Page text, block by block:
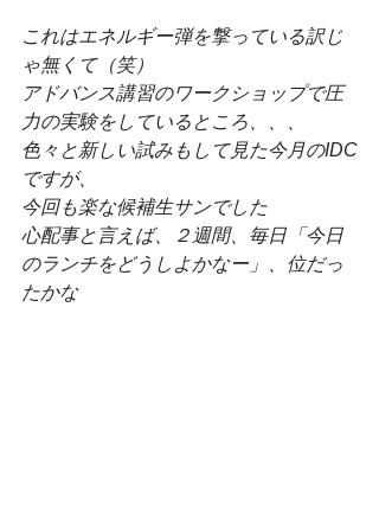
これはエネルギー弾を撃っている訳じ
ゃ無くて（笑）
アドバンス講習のワークショップで圧
力の実験をしているところ、、、
色々と新しい試みもして見た今月のIDC
ですが、
今回も楽な候補生サンでした
心配事と言えば、２週間、毎日「今日
のランチをどうしよかなー」、位だっ
たかな